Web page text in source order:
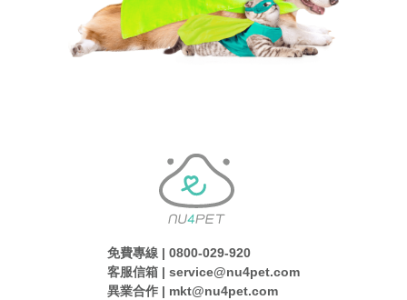
免費專線 | 0800-029-920
客服信箱 | service@nu4pet.com
異業合作 | mkt@nu4pet.com